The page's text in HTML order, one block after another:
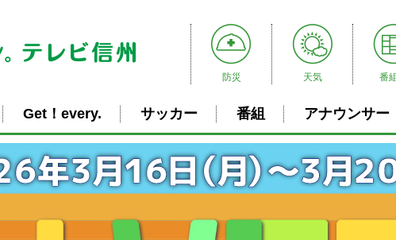
防災 天気 番
Get！every. サッカー 番組 アナウンサー